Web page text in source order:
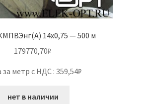
14х0,75 — 500 м
179770,70₽
за метр с НДС : 359,54₽
нет в наличии